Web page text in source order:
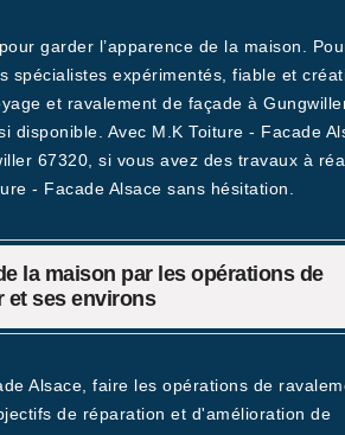
garder l’apparence de la maison.
expérimentés, fiable et
et ravalement de façade à
Avec M.K Toiture - Facade
67320, si vous avez des travaux à
- Facade Alsace sans hésitation.
la maison par les opérations de
et ses environs
Alsace, faire les opérations de
de réparation et d'amélioration de